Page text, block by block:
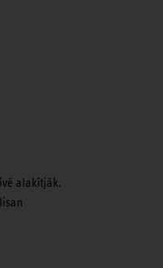
alakítják.